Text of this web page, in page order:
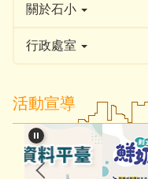
關於石小
行政處室
活動宣導